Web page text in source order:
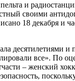
и
своими
18 декабря и
десятилетиями и
все». По
– женский